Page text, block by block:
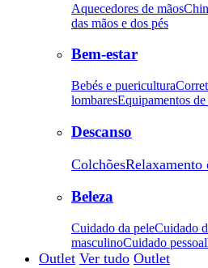
Aquecedores de mãos
das mãos e dos pés
Bem-estar
Bebés e puericultura
lombaresEquipamentos de
Descanso
ColchõesRelaxamento
Beleza
Cuidado da peleCuidado
masculinoCuidado pessoal
Outlet Ver tudo Outlet